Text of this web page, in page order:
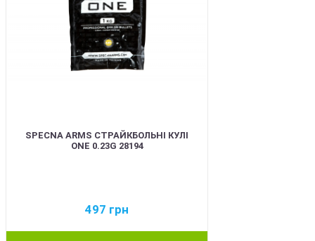
SPECNA ARMS СТРАЙКБОЛЬНІ КУЛІ
ONE 0.23G 28194
497 грн